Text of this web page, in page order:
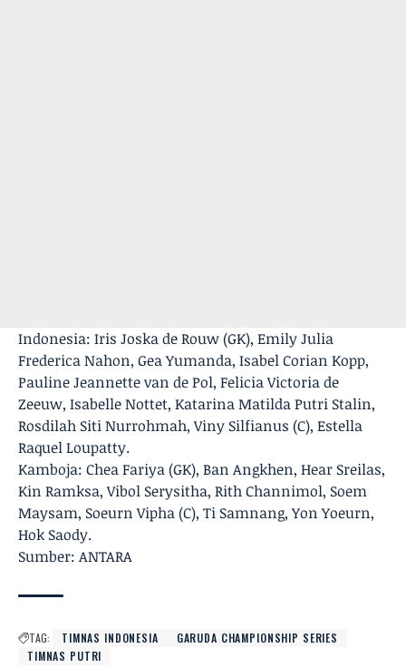
Indonesia: Iris Joska de Rouw (GK), Emily Julia
Frederica Nahon, Gea Yumanda, Isabel Corian Kopp,
Pauline Jeannette van de Pol, Felicia Victoria de
Zeeuw, Isabelle Nottet, Katarina Matilda Putri Stalin,
Rosdilah Siti Nurrohmah, Viny Silfianus (C), Estella
Raquel Loupatty.
Kamboja: Chea Fariya (GK), Ban Angkhen, Hear Sreilas,
Kin Ramksa, Vibol Serysitha, Rith Channimol, Soem
Maysam, Soeurn Vipha (C), Ti Samnang, Yon Yoeurn,
Hok Saody.
Sumber: ANTARA
TAG: TIMNAS INDONESIA
GARUDA CHAMPIONSHIP SERIES
TIMNAS PUTRI